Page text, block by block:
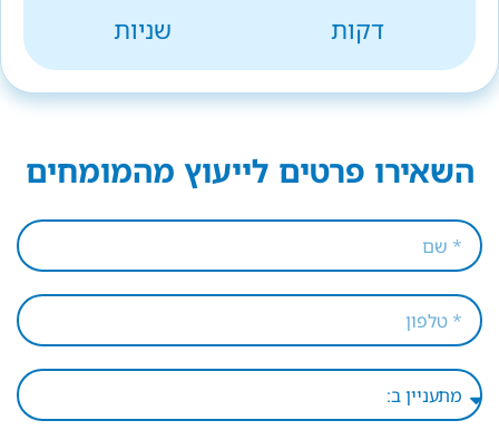
דקות
שניות
השאירו פרטים לייעוץ מהמומחים